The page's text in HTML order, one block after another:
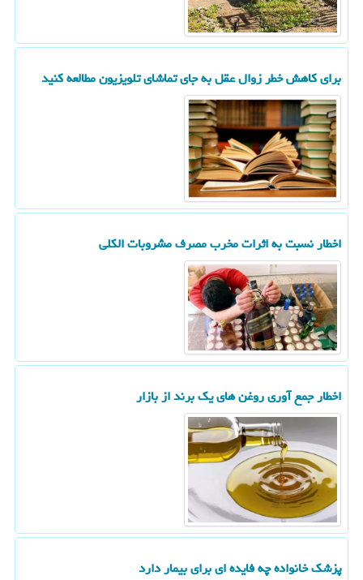
برای کاهش خطر زوال عقل به جای تماشای تلویزیون مطالعه کنید
اخطار نسبت به اثرات مخرب مصرف مشروبات الکلی
اخطار جمع آوری روغن های یک برند از بازار
پزشک خانواده چه فایده ای برای بیمار دارد